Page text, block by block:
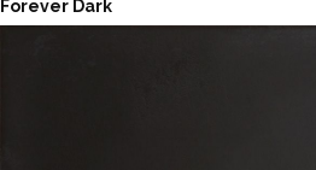
Forever Dark